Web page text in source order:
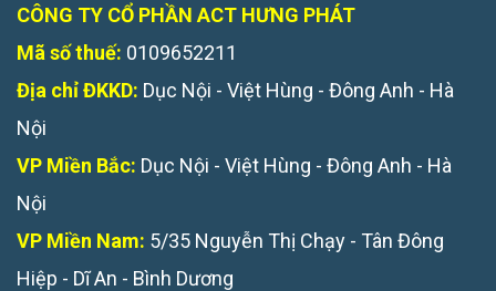
CÔNG TY CỔ PHẦN ACT HƯNG PHÁT
Mã số thuế: 0109652211
Địa chỉ ĐKKD: Dục Nội - Việt Hùng - Đông Anh - Hà
Nội
VP Miền Bắc: Dục Nội - Việt Hùng - Đông Anh - Hà
Nội
VP Miền Nam: 5/35 Nguyễn Thị Chạy - Tân Đông
Hiệp - Dĩ An - Bình Dương